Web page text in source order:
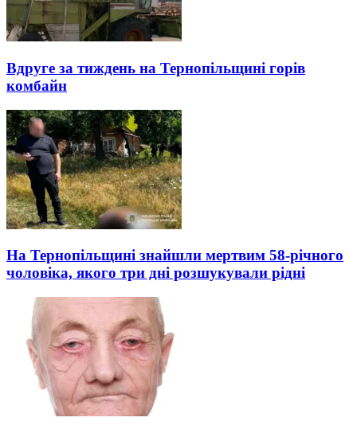
Вдруге за тиждень на Тернопільщині горів
комбайн
На Тернопільщині знайшли мертвим 58-річного
чоловіка, якого три дні розшукували рідні